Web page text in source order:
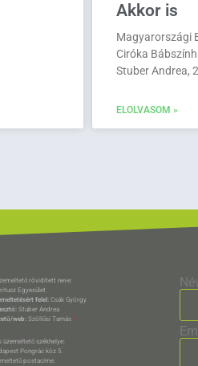
Akkor is
Magyarországi
Ciróka
Stuber Andrea,
ELOLVASOM »
rövidített neve:
Egyesület
felel: Csák György
Stuber Andrea
web: Szöllősi Tamás*
üzemeltető székhelye:
Pongrác köz 5.
postacíme: